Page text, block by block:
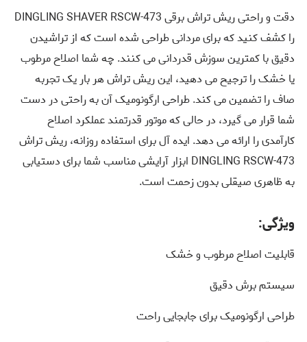
دقت و راحتی ریش تراش برقی DINGLING SHAVER RSCW-473
را کشف کنید که برای مردانی طراحی شده است که از تراشیدن
دقیق با کمترین سوزش قدردانی می کنند. چه شما اصلاح مرطوب
یا خشک را ترجیح می دهید، این ریش تراش هر بار یک تجربه
صاف را تضمین می کند. طراحی ارگونومیک آن به راحتی در دست
شما قرار می گیرد، در حالی که موتور قدرتمند عملکرد اصلاح
کارآمدی را ارائه می دهد. ایده آل برای استفاده روزانه، ریش تراش
DINGLING RSCW-473 ابزار آرایشی مناسب شما برای دستیابی
به ظاهری صیقلی بدون زحمت است.
ویژگی:
قابلیت اصلاح مرطوب و خشک
سیستم برش دقیق
طراحی ارگونومیک برای جابجایی راحت